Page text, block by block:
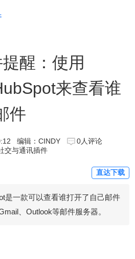
醒：使用
来查看谁
件
编辑：CINDY
0人评论
交与通讯插件
直达下载
是一款可以查看谁打开了自己邮件
、Outlook等邮件服务器。